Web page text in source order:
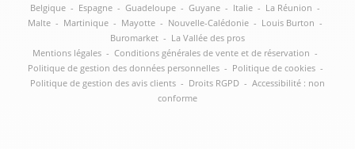
Belgique - Espagne - Guadeloupe - Guyane - Italie - La Réunion -
Malte - Martinique - Mayotte - Nouvelle-Calédonie - Louis Burton -
Buromarket - La Vallée des pros
Mentions légales - Conditions générales de vente et de réservation -
Politique de gestion des données personnelles - Politique de cookies -
Politique de gestion des avis clients - Droits RGPD - Accessibilité : non
conforme